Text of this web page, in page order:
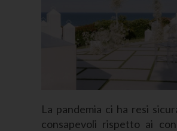
La pandemia ci ha resi
consapevoli rispetto ai